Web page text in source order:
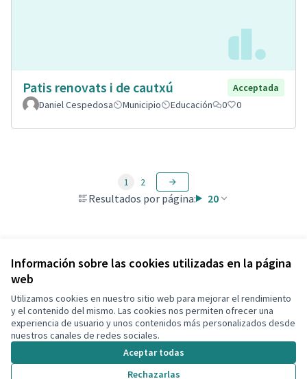
Información sobre las cookies utilizadas en la página
web
Utilizamos cookies en nuestro sitio web para mejorar el rendimiento
y el contenido del mismo. Las cookies nos permiten ofrecer una
experiencia de usuario y unos contenidos más personalizados desde
nuestros canales de redes sociales.
Aceptar todas
Rechazarlas
Patis renovats i de cautxú
Acceptada
Daniel Cespedosa
Municipio Educación 0 0
Resultados por página: 20
1 2
Ver todas las propuestas retiradas
Términos y condiciones de uso
Configuración de cookies
Decidim Calafell en X
(Enlace externo)
Decidim Calafell en Facebook
Decidim Calafell en YouTube
Decidim Calafell en GitHub
(Enlace externo)